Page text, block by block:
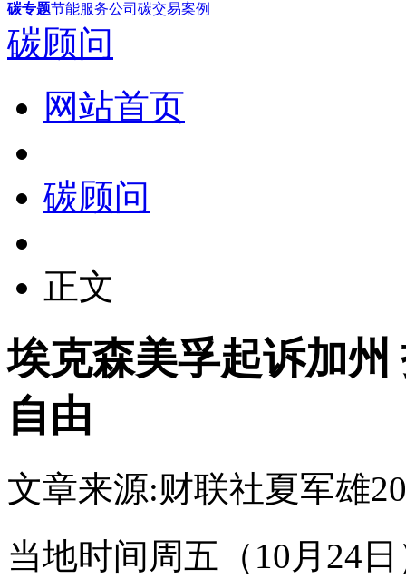
碳专题节能服务公司 碳交易案例
碳顾问
网站首页
碳顾问
正文
埃克森美孚起诉加
自由
文章来源:财联社夏军雄
当地时间周五（10月24